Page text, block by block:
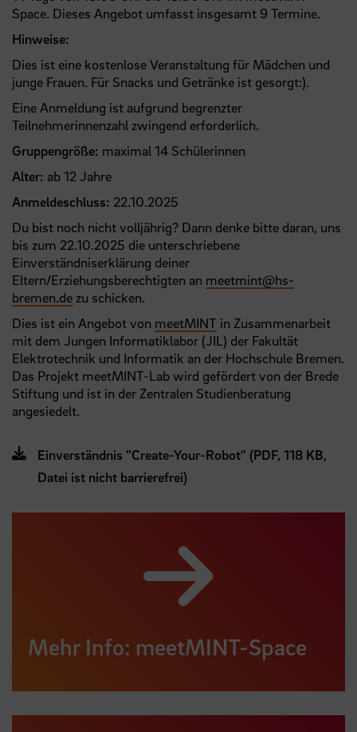
Space. Dieses Angebot umfasst insgesamt 9 Termine.
Hinweise:
Dies ist eine kostenlose Veranstaltung für Mädchen und
junge Frauen. Für Snacks und Getränke ist gesorgt:).
Eine Anmeldung ist aufgrund begrenzter
Teilnehmerinnenzahl zwingend erforderlich.
Gruppengröße: maximal 14 Schülerinnen
Alter: ab 12 Jahre
Anmeldeschluss: 22.10.2025
Du bist noch nicht volljährig? Dann denke bitte daran, uns
bis zum 22.10.2025 die unterschriebene
Einverständniserklärung deiner
Eltern/Erziehungsberechtigten an meetmint@hs-
bremen.de zu schicken.
Dies ist ein Angebot von meetMINT in Zusammenarbeit
mit dem Jungen Informatiklabor (JIL) der Fakultät
Elektrotechnik und Informatik an der Hochschule Bremen.
Das Projekt meetMINT-Lab wird gefördert von der Brede
Stiftung und ist in der Zentralen Studienberatung
angesiedelt.
Einverständnis "Create-Your-Robot" (PDF, 118 KB,
Datei ist nicht barrierefrei)
Mehr Info: meetMINT-Space